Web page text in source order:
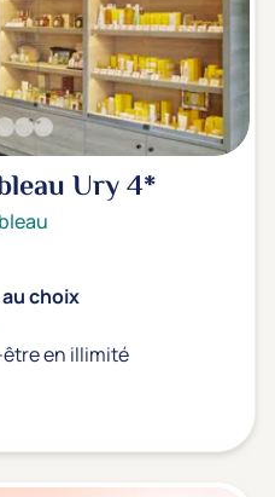
Ury4*
choix
en illimité